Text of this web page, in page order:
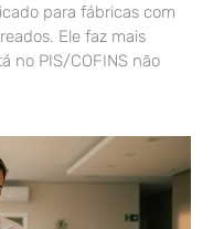
para fábricas com
Ele faz mais
no PIS/COFINS não